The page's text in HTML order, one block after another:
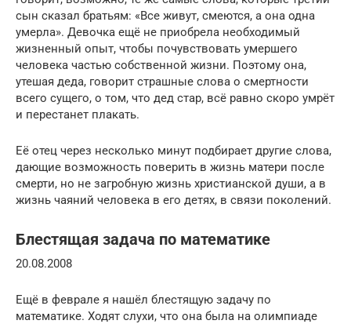
сын сказал братьям: «Все живут, смеются, а она одна
умерла». Девочка ещё не приобрела необходимый
жизненный опыт, чтобы почувствовать умершего
человека частью собственной жизни. Поэтому она,
утешая деда, говорит страшные слова о смертности
всего сущего, о том, что дед стар, всё равно скоро умрёт
и перестанет плакать.
Её отец через несколько минут подбирает другие слова,
дающие возможность поверить в жизнь матери после
смерти, но не загробную жизнь христианской души, а в
жизнь чаяний человека в его детях, в связи поколений.
Блестящая задача по математике
20.08.2008
Ещё в феврале я нашёл блестящую задачу по
математике. Ходят слухи, что она была на олимпиаде